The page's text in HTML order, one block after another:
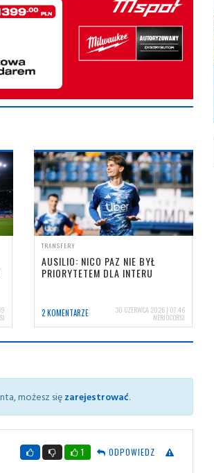
TRANSFERY
AUSILIO: NICO PAZ NIE BYŁ
PRIORYTETEM DLA INTERU
2 KOMENTARZE 30 CZERWCA 2026 | 07:46
NERIOCORSI
możesz sięzarejestrować.
1 ODPOWIEDZ